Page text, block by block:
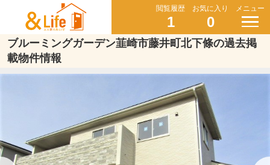
閲覧履歴
1
お気に入り
0
メニュー
ブルーミングガーデン韮崎市藤井町北下條の過去掲
載物件情報